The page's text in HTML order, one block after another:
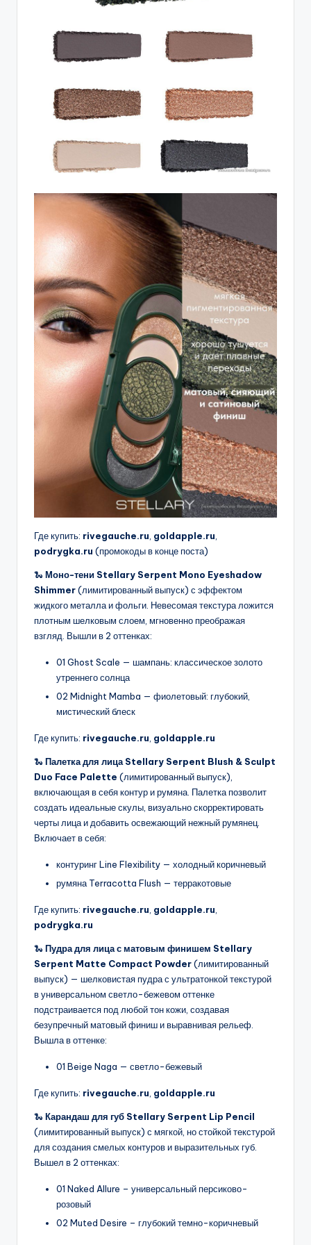
Где купить: rivegauche.ru goldapple.ru
podrygka.ru (промокоды в конце поста)
🐍 Моно-тени Stellary Serpent Mono Eyeshadow
Shimmer(лимитированный выпуск) с эффектом
жидкого металла и фольги. Невесомая текстура ложится
плотным шелковым слоем, мгновенно преображая
взгляд. Вышли в 2 оттенках:
01 Ghost Scale — шампань: классическое золото
утреннего солнца
02 Midnight Mamba — фиолетовый: глубокий,
мистический блеск
Где купить: rivegauche.ru goldapple.ru
🐍 Палетка для лица Stellary Serpent Blush & Sculpt
Duo Face Palette (лимитированный выпуск),
включающая в себя контур и румяна. Палетка позволит
создать идеальные скулы, визуально скорректировать
черты лица и добавить освежающий нежный румянец.
Включает в себя:
контуринг Line Flexibility — холодный коричневый
румяна Terracotta Flush — терракотовые
Где купить: rivegauche.ru goldapple.ru
podrygka.ru
🐍 Пудра для лица с матовым финишем Stellary
Serpent Matte Compact Powder(лимитированный
выпуск) — шелковистая пудра с ультратонкой текстурой
в универсальном светло-бежевом оттенке
подстраивается под любой тон кожи, создавая
безупречный матовый финиш и выравнивая рельеф.
Вышла в оттенке:
01 Beige Naga — светло-бежевый
Где купить: rivegauche.ru goldapple.ru
🐍 Карандаш для губ Stellary Serpent Lip Pencil
(лимитированный выпуск) с мягкой, но стойкой текстурой
для создания смелых контуров и выразительных губ.
Вышел в 2 оттенках:
01 Naked Allure – универсальный персиково-
розовый
02 Muted Desire – глубокий темно-коричневый